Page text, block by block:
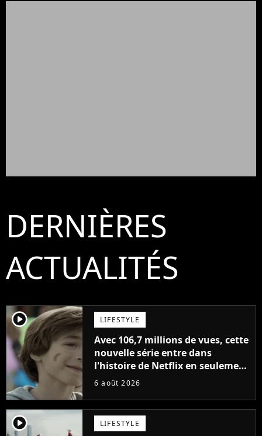
DERNIÈRES
ACTUALITÉS
player2 LIFESTYLE
Avec 106,7 millions de vues, cette
nouvelle série entre dans
l'histoire de Netflix en seulement
48 jours
6 août 2026
player2 LIFESTYLE